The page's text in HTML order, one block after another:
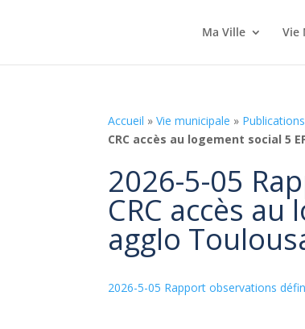
Ma Ville Vie
Accueil »Vie municipale »
CRC accès au logement social 5
2026-5-05
CRC accès
agglo
2026-5-05 Rapport observations